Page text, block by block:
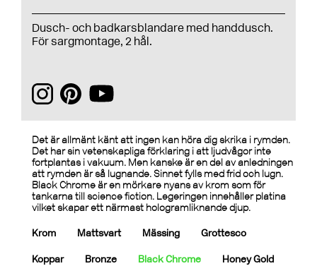
Dusch- och badkarsblandare med handdusch.
För sargmontage, 2 hål.
Det är allmänt känt att ingen kan höra dig skrika i rymden.
Det har sin vetenskapliga förklaring i att ljudvågor inte
fortplantas i vakuum. Men kanske är en del av anledningen
att rymden är så lugnande. Sinnet fylls med frid och lugn.
Black Chrome är en mörkare nyans av krom som för
tankarna till science fiction. Legeringen innehåller platina
vilket skapar ett närmast hologramliknande djup.
Krom Mattsvart Mässing Grottesco
Koppar Bronze Black Chrome Honey Gold